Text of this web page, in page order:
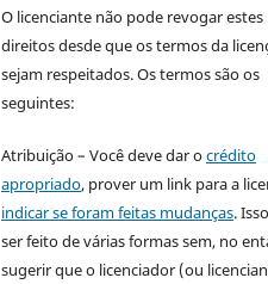
O licenciante não pode revogar estes
direitos desde que os termos da
sejam respeitados. Os termos são os
seguintes:
Atribuição – Você deve dar ocrédito
apropriado, prover um link para a
indicar se foram feitas mudanças.
ser feito de várias formas sem, no
sugerir que o licenciador (ou